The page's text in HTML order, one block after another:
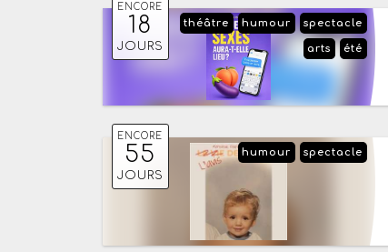
ENCORE
18
JOURS
spectacle
humour
théâtre
été
arts
ENCORE
55
JOURS
spectacle
humour